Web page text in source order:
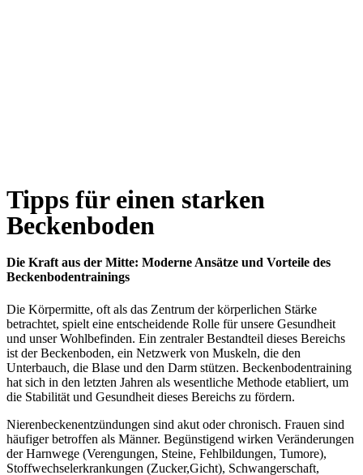
Tipps für einen starken
Beckenboden
Die Kraft aus der Mitte: Moderne Ansätze und Vorteile des
Beckenbodentrainings
Die Körpermitte, oft als das Zentrum der körperlichen Stärke
betrachtet, spielt eine entscheidende Rolle für unsere Gesundheit
und unser Wohlbefinden. Ein zentraler Bestandteil dieses Bereichs
ist der Beckenboden, ein Netzwerk von Muskeln, die den
Unterbauch, die Blase und den Darm stützen. Beckenbodentraining
hat sich in den letzten Jahren als wesentliche Methode etabliert, um
die Stabilität und Gesundheit dieses Bereichs zu fördern.
Nierenbeckenentzündungen sind akut oder chronisch. Frauen sind
häufiger betroffen als Männer. Begünstigend wirken Veränderungen
der Harnwege (Verengungen, Steine, Fehlbildungen, Tumore),
Stoffwechselerkrankungen (Zucker,Gicht), Schwangerschaft,